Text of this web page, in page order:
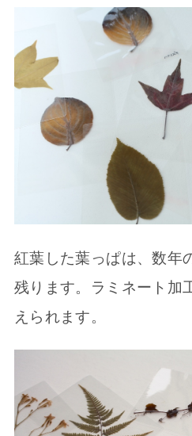
紅葉した葉っぱは、数年
残ります。ラミネート加
えられます。